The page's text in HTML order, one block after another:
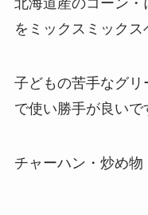
をミックスミックス
子どもの苦手なグ
で使い勝手が良いで
チャーハン・炒め物